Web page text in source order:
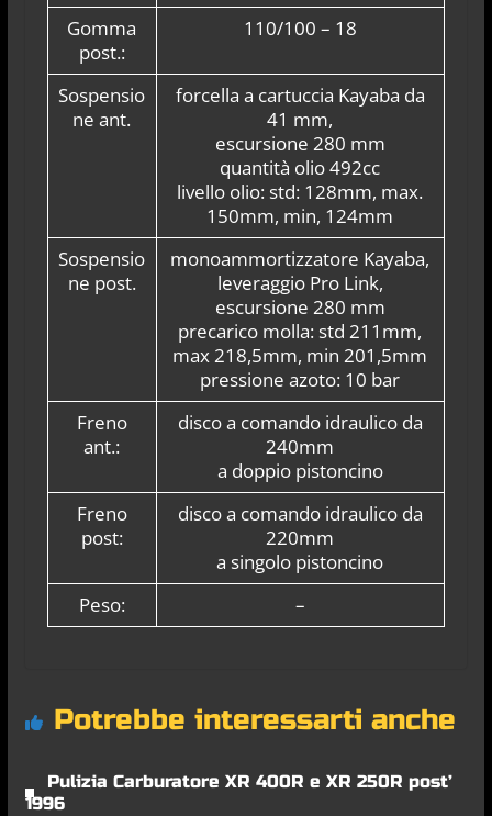
Gomma
post.:
110/100 – 18
Sospensio
ne ant.
forcella a cartuccia Kayaba da
41 mm,
escursione 280 mm
quantità olio 492cc
livello olio: std: 128mm, max.
150mm, min, 124mm
Sospensio
ne post.
monoammortizzatore Kayaba,
leveraggio Pro Link,
escursione 280 mm
precarico molla: std 211mm,
max 218,5mm, min 201,5mm
pressione azoto: 10 bar
Freno
ant.:
disco a comando idraulico da
240mm
a doppio pistoncino
Freno
post:
disco a comando idraulico da
220mm
a singolo pistoncino
Peso:
–
Potrebbe interessarti anche
Pulizia Carburatore XR 400R e XR 250R post’
1996